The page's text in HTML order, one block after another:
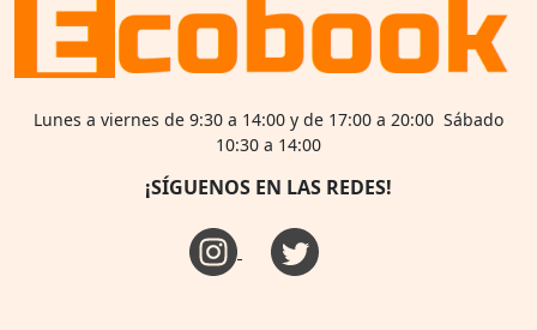
Lunes a viernes de 9:30 a 14:00 y de 17:00 a 20:00 Sábado
10:30 a 14:00
¡SÍGUENOS EN LAS REDES!